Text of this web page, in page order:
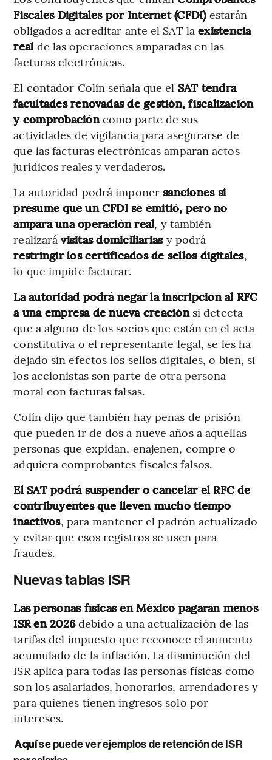
Fiscales Digitales por Internet (CFDI)estarán
obligados a acreditar ante el SAT laexistencia
real de las operaciones amparadas en las
facturas electrónicas.
El contador Colín señala que el SAT tendrá
facultades renovadas de gestión, fiscalización
y comprobacióncomo parte de sus
actividades de vigilancia para asegurarse de
que las facturas electrónicas amparan actos
jurídicos reales y verdaderos.
La autoridad podrá imponer sanciones si
presume que un CFDI se emitió, pero no
ampara una operación real, y también
realizarávisitas domiciliarias y podrá
restringir los certificados de sellos digitales,
lo que impide facturar.
La autoridad podrá negar la inscripción al RFC
a una empresa de nueva creaciónsi detecta
que a alguno de los socios que están en el acta
constitutiva o el representante legal, se les ha
dejado sin efectos los sellos digitales, o bien, si
los accionistas son parte de otra persona
moral con facturas falsas.
Colín dijo que también hay penas de prisión
que pueden ir de dos a nueve años a aquellas
personas que expidan, enajenen, compre o
adquiera comprobantes fiscales falsos.
El SAT podrá suspender o cancelar el RFC de
contribuyentes que lleven mucho tiempo
inactivos, para mantener el padrón actualizado
y evitar que esos registros se usen para
fraudes.
Nuevas tablas ISR
Las personas físicas en México pagarán menos
ISR en 2026debido a una actualización de las
tarifas del impuesto que reconoce el aumento
acumulado de la inflación. La disminución del
ISR aplica para todas las personas físicas como
son los asalariados, honorarios, arrendadores y
para quienes tienen ingresos solo por
intereses.
Aquíse puede ver ejemplos de retención de ISR